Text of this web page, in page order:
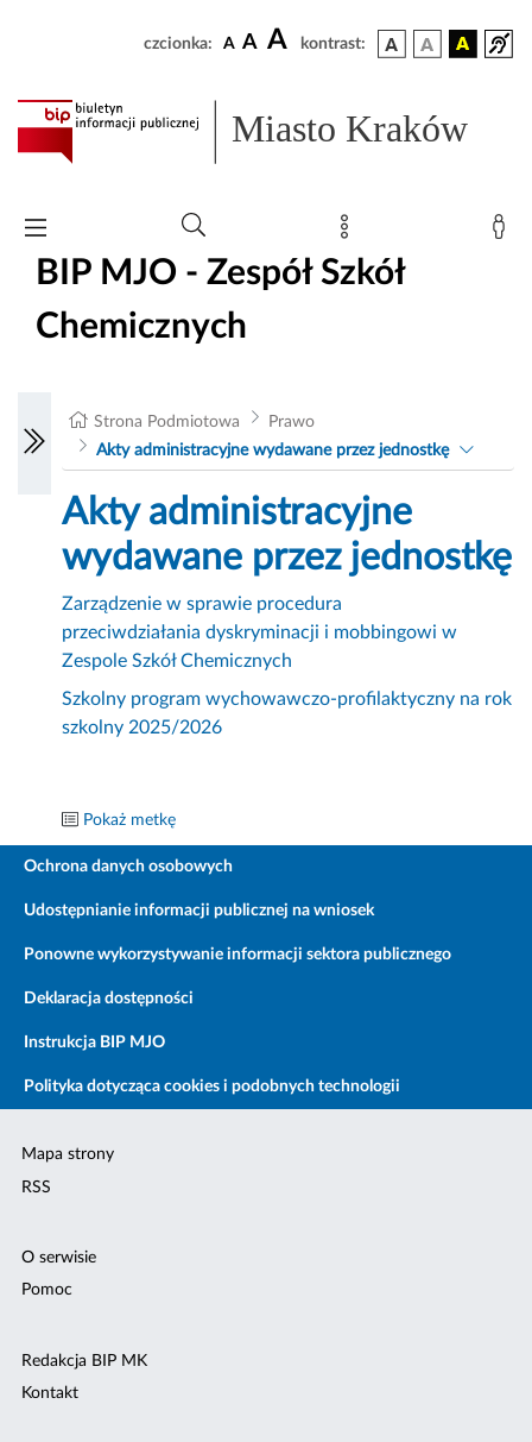
czcionka: A A A kontrast:
Miasto Kraków
BIP MJO - Zespół Szkół
Chemicznych
Strona Podmiotowa
Prawo
Akty administracyjne wydawane przez jednostkę
Akty administracyjne
wydawane przez jednostkę
Zarządzenie w sprawie procedura
przeciwdziałania dyskryminacji i mobbingowi w
Zespole Szkół Chemicznych
Szkolny program wychowawczo-profilaktyczny na rok
szkolny 2025/2026
Pokaż metkę
Ochrona danych osobowych
Udostępnianie informacji publicznej na wniosek
Ponowne wykorzystywanie informacji sektora publicznego
Deklaracja dostępności
Instrukcja BIP MJO
Polityka dotycząca cookies i podobnych technologii
Mapa strony
RSS
O serwisie
Pomoc
Redakcja BIP MK
Kontakt